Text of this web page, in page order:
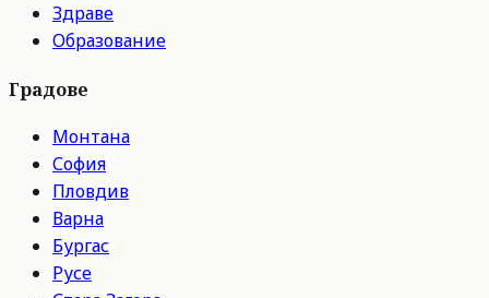
Здраве
Образование
Градове
Монтана
София
Пловдив
Варна
Бургас
Русе